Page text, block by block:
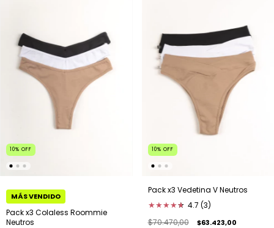
10% OFF
Pack x3 Colaless Roommie
Neutros
10% OFF
Pack x3 Vedetina V Neutros
★★★★★
★ 4.7 (3)
$70.470,00
$63.423,00